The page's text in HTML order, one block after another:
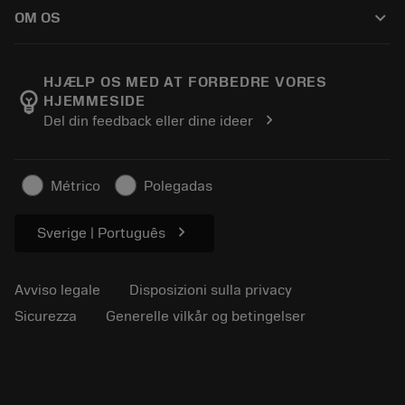
Ordine
Traccia il tuo ordine
Fai un preventivo
OM OS keyboard_arrow_down
Benessere manifatturiero
Carriera
Business sostenibile
Per pressa
emoji_objects
HJÆLP OS MED AT FORBEDRE VORES
HJEMMESIDE
Del din feedback eller dine ideer
chevron_right
Métrico Polegadas
Sverige | Português chevron_right
Avviso legale
Disposizioni sulla privacy
Sicurezza
Generelle vilkår og betingelser